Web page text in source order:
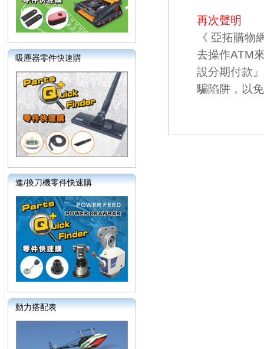
吸塵器零件快速購
進/換刀機零件快速購
動力搭配表
再次聲明
《 亞拓購
去操作ATM
設分期付款
騙陷阱，以